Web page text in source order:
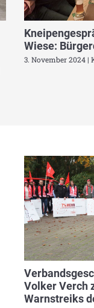
Wiese:
3. November 2024
Volker Verch
Warnstreiks